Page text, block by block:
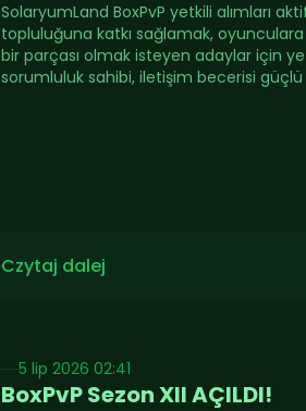
SolaryumLand BoxPvP yetkili alımları
topluluğuna katkı sağlamak,
bir parçası olmak isteyen adaylar için
sorumluluk sahibi, iletişim becerisi güçlü
Czytaj dalej
5 lip 2026 02:41
BoxPvP Sezon XII AÇILDI!